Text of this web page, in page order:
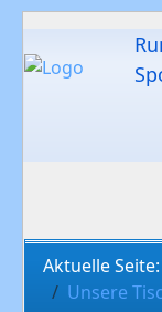
Aktuelle Seite:
Unsere